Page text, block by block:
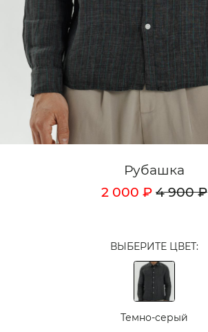
Рубашка
2 000 ₽ 4 900 ₽
ВЫБЕРИТЕ ЦВЕТ:
Темно-серый
Кардиганы
Комплекты
Лонгсливы
Поло
Рубашки